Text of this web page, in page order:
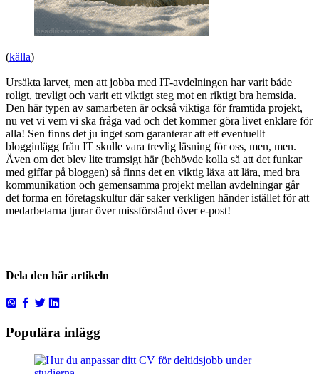
(källa)
Ursäkta larvet, men att jobba med IT-avdelningen har varit både
roligt, trevligt och varit ett viktigt steg mot en riktigt bra hemsida.
Den här typen av samarbeten är också viktiga för framtida projekt,
nu vet vi vem vi ska fråga vad och det kommer göra livet enklare för
alla! Sen finns det ju inget som garanterar att ett eventuellt
blogginlägg från IT skulle vara trevlig läsning för oss, men, men.
Även om det blev lite tramsigt här (behövde kolla så att det funkar
med giffar på bloggen) så finns det en viktig läxa att lära, med bra
kommunikation och gemensamma projekt mellan avdelningar går
det forma en företagskultur där saker verkligen händer istället för att
medarbetarna tjurar över missförstånd över e-post!
Dela den här artikeln
Populära inlägg